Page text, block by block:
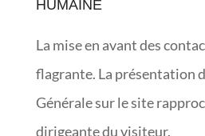
HUMAINE
La mise en avant des
flagrante. La présentation
Générale sur le site
dirigeante du visiteur.